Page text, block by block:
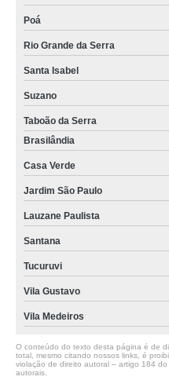
Poá
Rio Grande da Serra
Santa Isabel
Suzano
Taboão da Serra
Brasilândia
Casa Verde
Jardim São Paulo
Lauzane Paulista
Santana
Tucuruvi
Vila Gustavo
Vila Medeiros
O conteúdo do texto desta página é de
total, mesmo citando nossos links, é
violação de direito autoral – artigo 184
autorais.